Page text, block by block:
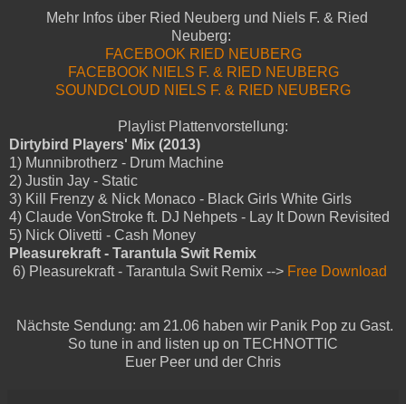
Mehr Infos über Ried Neuberg und Niels F. & Ried
Neuberg:
FACEBOOK RIED NEUBERG
FACEBOOK NIELS F. & RIED NEUBERG
SOUNDCLOUD NIELS F. & RIED NEUBERG
Playlist Plattenvorstellung:
Dirtybird Players' Mix (2013)
1) Munnibrotherz - Drum Machine
2) Justin Jay - Static
3) Kill Frenzy & Nick Monaco - Black Girls White Girls
4) Claude VonStroke ft. DJ Nehpets - Lay It Down Revisited
5) Nick Olivetti - Cash Money
Pleasurekraft - Tarantula Swit Remix
6) Pleasurekraft - Tarantula Swit Remix --> Free Download
Nächste Sendung: am 21.06 haben wir Panik Pop zu Gast.
So tune in and listen up on TECHNOTTIC
Euer Peer und der Chris